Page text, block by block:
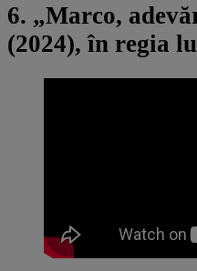
6. „Marco,
(2024), în regia